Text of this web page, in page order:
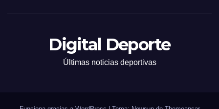
Digital Deporte
Últimas noticias deportivas